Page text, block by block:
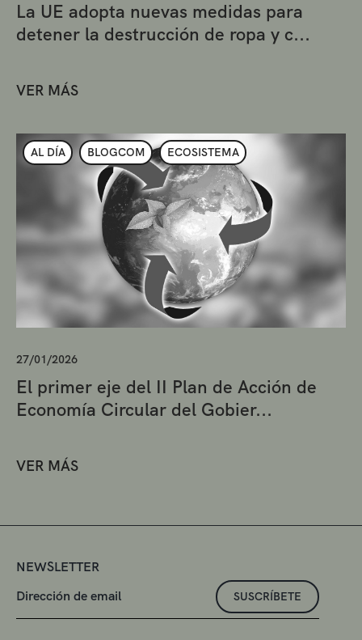
La UE adopta nuevas medidas para
detener la destrucción de ropa y c...
VER MÁS
AL DÍA BLOGCOM ECOSISTEMA
27/01/2026
El primer eje del II Plan de Acción de
Economía Circular del Gobier...
VER MÁS
NEWSLETTER
SUSCRÍBETE